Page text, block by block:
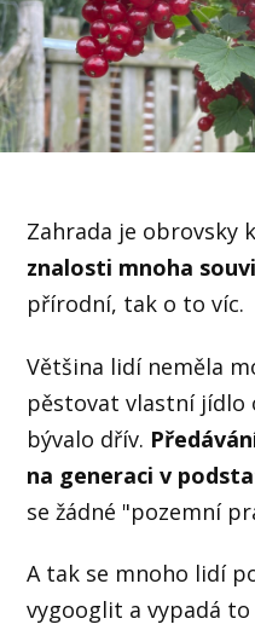
Zahrada je obrovsky
znalosti mnoha
přírodní, tak o to víc.
Většina lidí neměla
pěstovat vlastní jídlo
bývalo dřív.
na generaci v
se žádné "pozemní
A tak se mnoho lidí
vygooglit a vypadá